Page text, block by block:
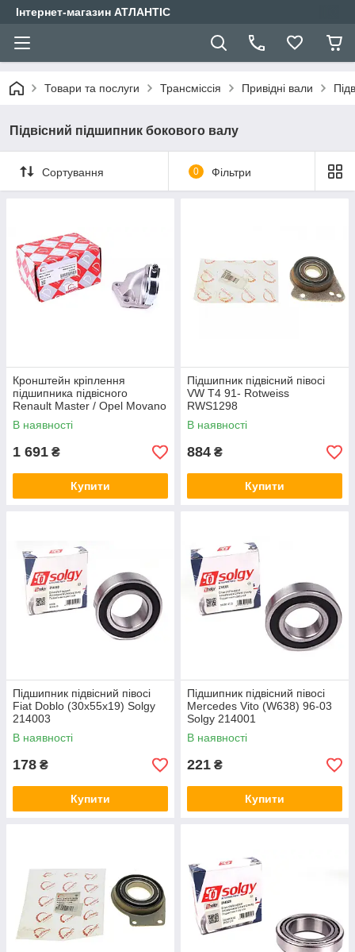
Інтернет-магазин АТЛАНТІС
Товари та послуги Трансміссія Привідні вали
Підвісний підшипник бокового валу
Сортування 0 Фільтри
Кронштейн кріплення
підшипника підвісного
Renault Master / Opel Movano
10- (14 мм) Rotweiss
RWS1690
В наявності
1 691 ₴
Купити
Підшипник підвісний півосі
VW T4 91- Rotweiss
RWS1298
В наявності
884 ₴
Купити
Підшипник підвісний півосі
Fiat Doblo (30x55x19) Solgy
214003
В наявності
178 ₴
Купити
Підшипник підвісний півосі
Mercedes Vito (W638) 96-03
Solgy 214001
В наявності
221 ₴
Купити